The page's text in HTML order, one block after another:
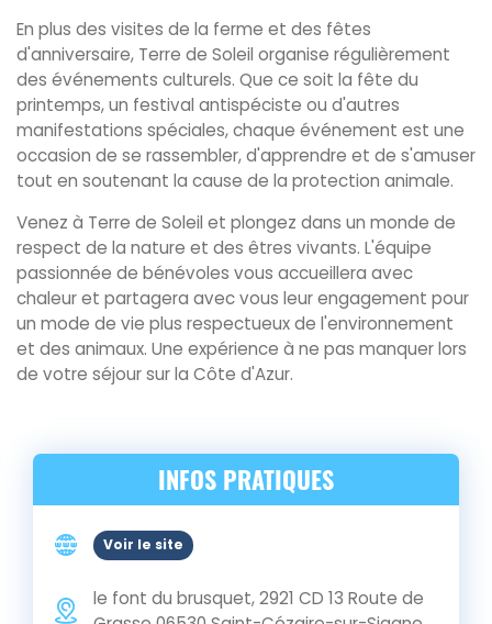
En plus des visites de la ferme et des fêtes
d'anniversaire, Terre de Soleil organise régulièrement
des événements culturels. Que ce soit la fête du
printemps, un festival antispéciste ou d'autres
manifestations spéciales, chaque événement est une
occasion de se rassembler, d'apprendre et de s'amuser
tout en soutenant la cause de la protection animale.
Venez à Terre de Soleil et plongez dans un monde de
respect de la nature et des êtres vivants. L'équipe
passionnée de bénévoles vous accueillera avec
chaleur et partagera avec vous leur engagement pour
un mode de vie plus respectueux de l'environnement
et des animaux. Une expérience à ne pas manquer lors
de votre séjour sur la Côte d'Azur.
INFOS PRATIQUES
Voir le site
le font du brusquet, 2921 CD 13 Route de